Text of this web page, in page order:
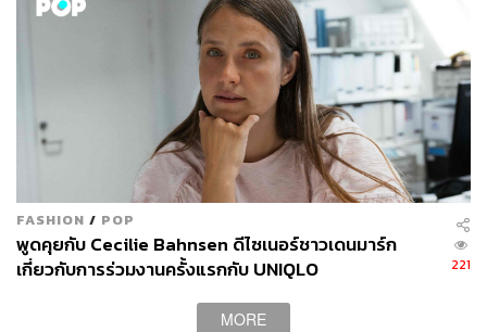
FASHION / POP
พูดคุยกับ Cecilie Bahnsen ดีไซเนอร์ชาวเดนมาร์ก
เกี่ยวกับการร่วมงานครั้งแรกกับ UNIQLO
221
MORE